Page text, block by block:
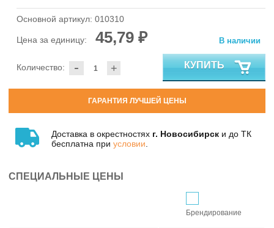
Основной артикул: 010310
Цена за единицу: 45,79 ₽
- +
Количество:
В наличии
КУПИТЬ
ГАРАНТИЯ ЛУЧШЕЙ ЦЕНЫ
Доставка в окрестностях г. Новосибирск и до ТК
бесплатна при условии
СПЕЦИАЛЬНЫЕ ЦЕНЫ
Брендирование